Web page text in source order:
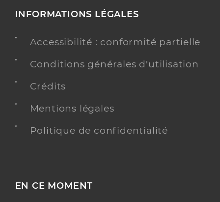
INFORMATIONS LÉGALES
Accessibilité : conformité partielle
Conditions générales d'utilisation
Crédits
Mentions légales
Politique de confidentialité
EN CE MOMENT